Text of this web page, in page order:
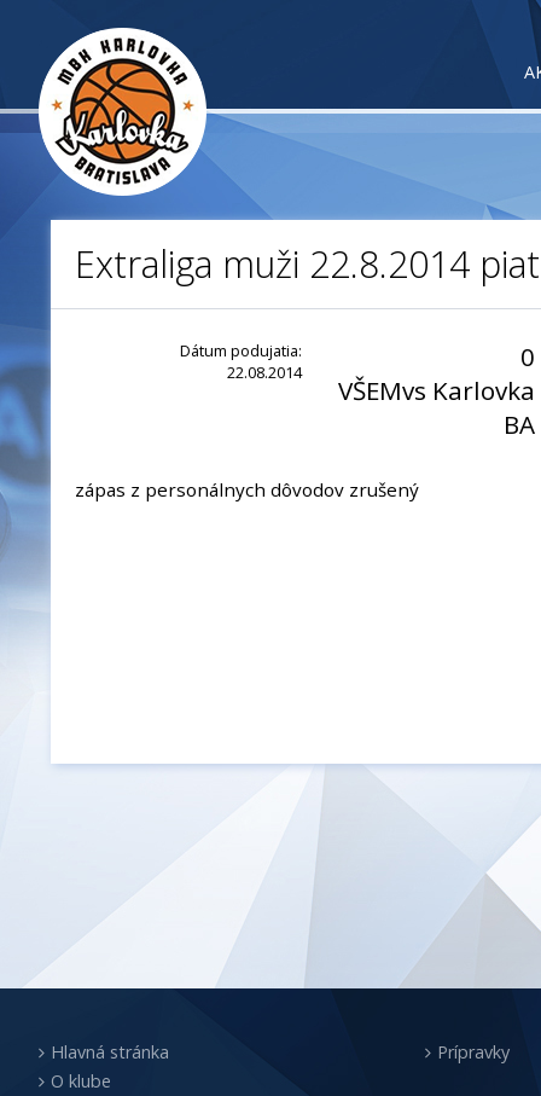
Extraliga muži 22.8.2014
Dátum podujatia:
22.08.2014
0
VŠEMvs Karlovka
BA
zápas z personálnych dôvodov zrušený
Hlavná stránka
O klube
Prípravky